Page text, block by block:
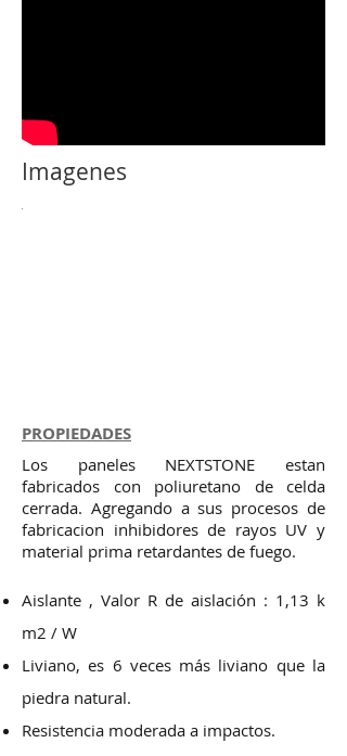
Imagenes
PROPIEDADES
Los paneles NEXTSTONE estan
fabricados con poliuretano de celda
cerrada. Agregando a sus procesos de
fabricacion inhibidores de rayos UV y
material prima retardantes de fuego.
Aislante , Valor R de aislación : 1,13 k
m2 / W
Liviano, es 6 veces más liviano que la
piedra natural.
Resistencia moderada a impactos.